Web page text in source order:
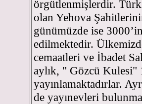
örgütlenmişlerdir.
olan Yehova
günümüzde ise
edilmektedir.
cemaatleri ve İbadet
aylık, " Gözcü
yayınlamaktadırlar.
de yayınevleri